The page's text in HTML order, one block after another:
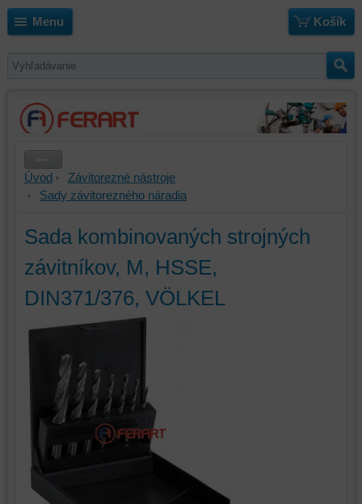
Menu Košík
Úvod
Závitorezné nástroje
Sady závitorezného náradia
Sada kombinovaných strojných
závitníkov, M, HSSE,
DIN371/376, VÖLKEL